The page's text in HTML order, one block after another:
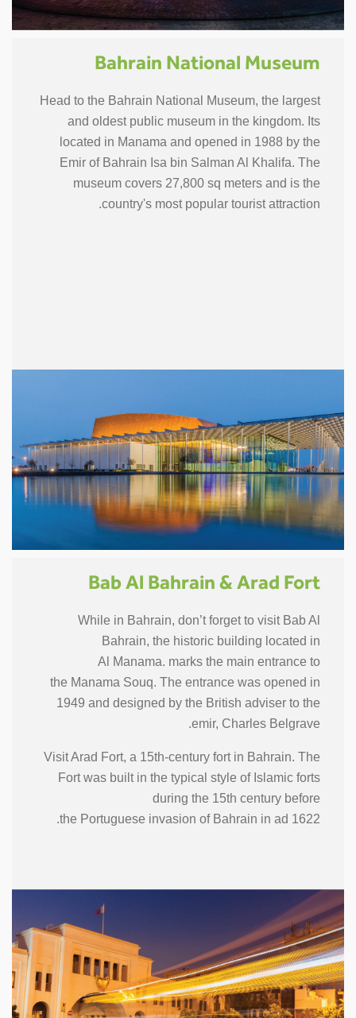
Bahrain National Museum
Head to the Bahrain National Museum, the largest
and oldest public museum in the kingdom. Its
located in Manama and opened in 1988 by the
Emir of Bahrain Isa bin Salman Al Khalifa. The
museum covers 27,800 sq meters and is the
country's most popular tourist attraction.
Bab Al Bahrain & Arad Fort
While in Bahrain, don’t forget to visit Bab Al
Bahrain, the historic building located in
Al Manama. marks the main entrance to
the Manama Souq. The entrance was opened in
1949 and designed by the British adviser to the
emir, Charles Belgrave.
Visit Arad Fort, a 15th-century fort in Bahrain. The
Fort was built in the typical style of Islamic forts
during the 15th century before
the Portuguese invasion of Bahrain in ad 1622.